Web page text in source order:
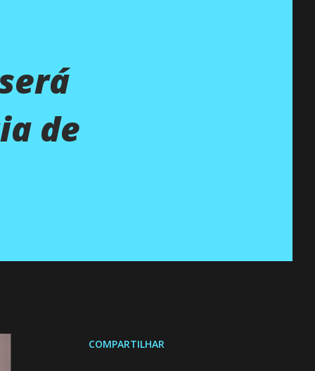
de
COMPARTILHAR